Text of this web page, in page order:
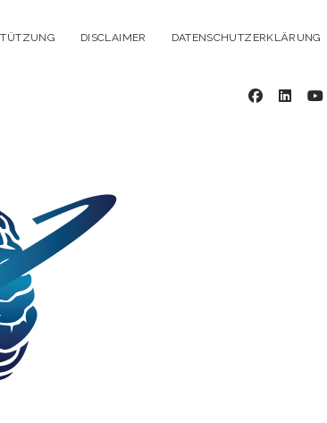
DISCLAIMER DATENSCHUTZERKLÄRUNG
facebook